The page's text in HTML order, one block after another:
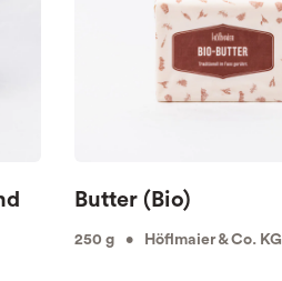
Butter (Bio)
250 g • Höflmaier & Co. KG